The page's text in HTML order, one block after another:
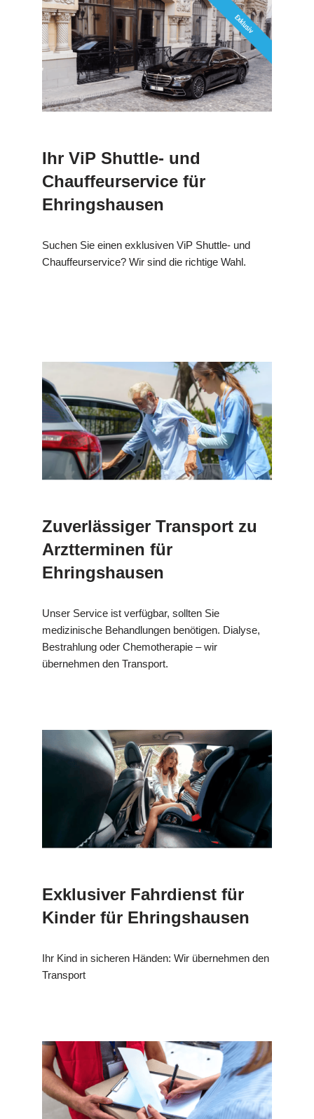
Ihr ViP Shuttle- und
Chauffeurservice für
Ehringshausen
Suchen Sie einen exklusiven ViP Shuttle- und
Chauffeurservice? Wir sind die richtige Wahl.
Zuverlässiger Transport zu
Arztterminen für
Ehringshausen
Unser Service ist verfügbar, sollten Sie
medizinische Behandlungen benötigen. Dialyse,
Bestrahlung oder Chemotherapie – wir
übernehmen den Transport.
Exklusiver Fahrdienst für
Kinder für Ehringshausen
Ihr Kind in sicheren Händen: Wir übernehmen den
Transport